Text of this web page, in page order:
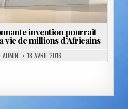
invention pourrait
vie de millions d’Africains
ADMIN 18 AVRIL 2016